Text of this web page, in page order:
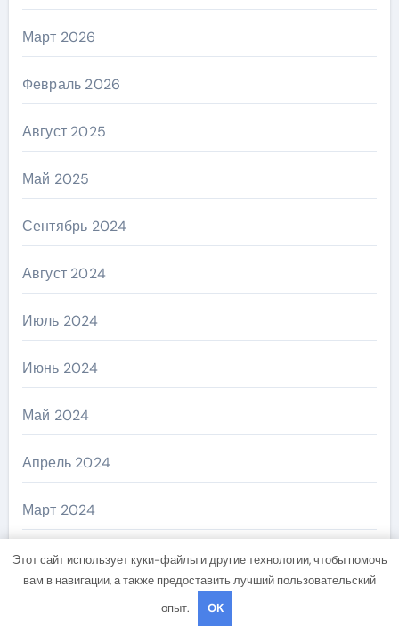
Март 2026
Февраль 2026
Август 2025
Май 2025
Сентябрь 2024
Август 2024
Июль 2024
Июнь 2024
Май 2024
Апрель 2024
Март 2024
Февраль 2024
Этот сайт использует куки-файлы и другие технологии, чтобы помочь
вам в навигации, а также предоставить лучший пользовательский
опыт.
OK